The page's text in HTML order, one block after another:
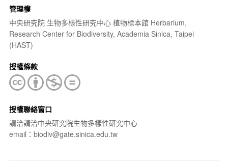
管理權
中央研究院 生物多樣性研究中心 植物標本館 Herbarium,
Research Center for Biodiversity, Academia Sinica, Taipei
(HAST)
授權條款
授權聯絡窗口
請洽請洽中央研究院生物多樣性研究中心
email：biodiv@gate.sinica.edu.tw